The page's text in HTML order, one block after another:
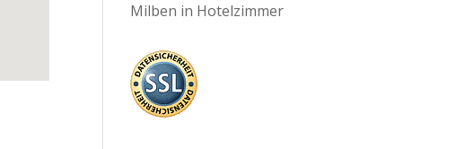
Milben in Hotelzimmer